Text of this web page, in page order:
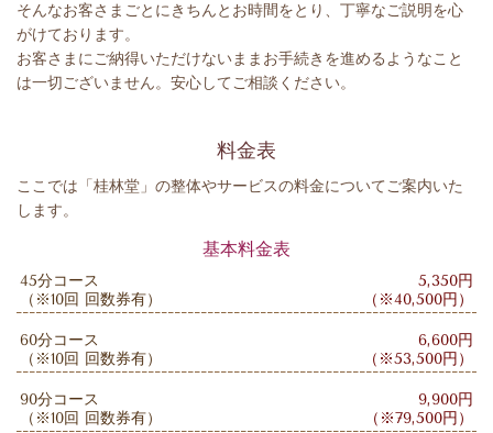
そんなお客さまごとにきちんとお時間をとり、丁寧なご説明を心
がけております。
お客さまにご納得いただけないままお手続きを進めるようなこと
は一切ございません。安心してご相談ください。
料金表
ここでは「桂林堂」の整体やサービスの料金についてご案内いた
します。
基本料金表
45分コース
（※10回 回数券有）
5,350円
（※40,500円）
60分コース
（※10回 回数券有）
6,600円
（※53,500円）
90分コース
（※10回 回数券有）
9,900円
（※79,500円）